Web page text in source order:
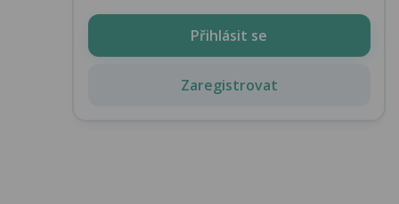
Přihlásit se
Zaregistrovat